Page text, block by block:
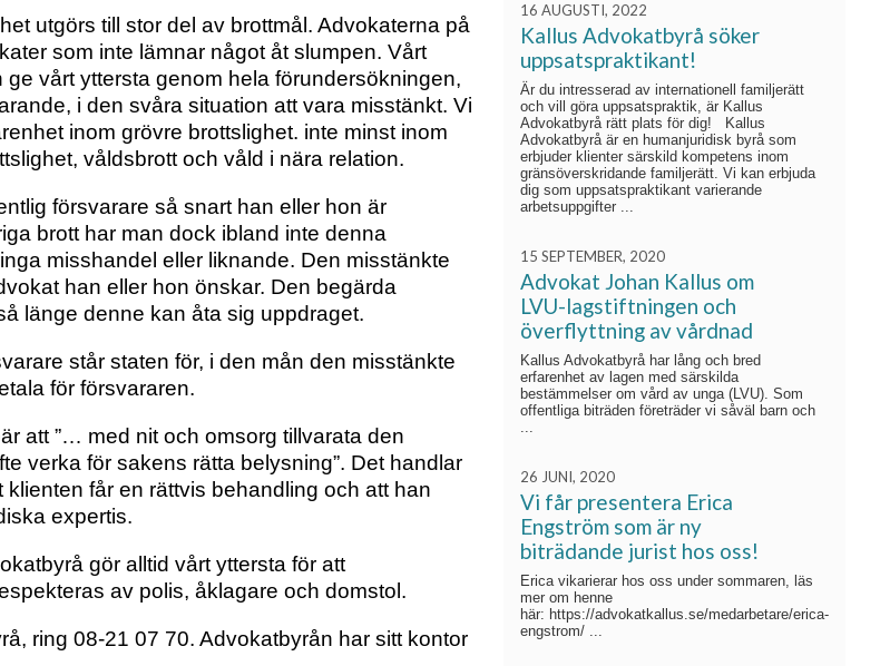
utgörs till stor del av brottmål. Advokaterna på
som inte lämnar något åt slumpen. Vårt
vårt yttersta genom hela förundersökningen,
i den svåra situation att vara misstänkt. Vi
inom grövre brottslighet. inte minst inom
våldsbrott och våld i nära relation.
försvarare så snart han eller hon är
brott har man dock ibland inte denna
misshandel eller liknande. Den misstänkte
han eller hon önskar. Den begärda
länge denne kan åta sig uppdraget.
står staten för, i den mån den misstänkte
för försvararen.
att ”… med nit och omsorg tillvarata den
verka för sakens rätta belysning”. Det handlar
klienten får en rättvis behandling och att han
expertis.
gör alltid vårt yttersta för att
av polis, åklagare och domstol.
ring 08-21 07 70. Advokatbyrån har sitt kontor
16 AUGUSTI, 2022
Kallus Advokatbyrå söker
uppsatspraktikant!
Är du intresserad av internationell familjerätt
och vill göra uppsatspraktik, är Kallus
Advokatbyrå rätt plats för dig! Kallus
Advokatbyrå är en humanjuridisk byrå som
erbjuder klienter särskild kompetens inom
gränsöverskridande familjerätt. Vi kan erbjuda
dig som uppsatspraktikant varierande
arbetsuppgifter ...
15 SEPTEMBER, 2020
Advokat Johan Kallus om
LVU-lagstiftningen och
överflyttning av vårdnad
Kallus Advokatbyrå har lång och bred
erfarenhet av lagen med särskilda
bestämmelser om vård av unga (LVU). Som
offentliga biträden företräder vi såväl barn och
...
26 JUNI, 2020
Vi får presentera Erica
Engström som är ny
biträdande jurist hos oss!
Erica vikarierar hos oss under sommaren, läs
mer om henne
här: https://advokatkallus.se/medarbetare/erica-
engstrom/ ...